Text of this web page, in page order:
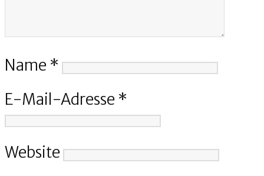
Name *
E-Mail-Adresse *
Website